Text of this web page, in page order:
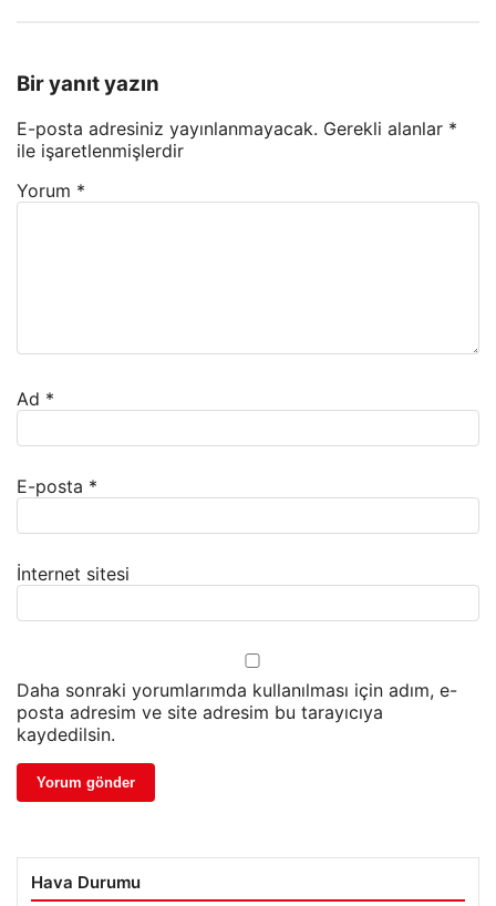
Bir yanıt yazın
E-posta adresiniz yayınlanmayacak. Gerekli alanlar *
ile işaretlenmişlerdir
Yorum *
Ad *
E-posta *
İnternet sitesi
Daha sonraki yorumlarımda kullanılması için adım, e-
posta adresim ve site adresim bu tarayıcıya
kaydedilsin.
Hava Durumu